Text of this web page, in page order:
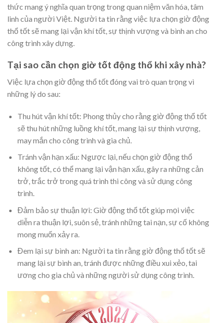
thức mang ý nghĩa quan trọng trong quan niệm văn hóa, tâm
linh của người Việt. Người ta tin rằng việc lựa chọn giờ động
thổ tốt sẽ mang lại vận khí tốt, sự thịnh vượng và bình an cho
công trình xây dựng.
Tại sao cần chọn giờ tốt động thổ khi xây nhà?
Việc lựa chọn giờ động thổ tốt đóng vai trò quan trọng vì
những lý do sau:
Thu hút vận khí tốt: Phong thủy cho rằng giờ động thổ tốt
sẽ thu hút những luồng khí tốt, mang lại sự thịnh vượng,
may mắn cho công trình và gia chủ.
Tránh vận hạn xấu: Ngược lại, nếu chọn giờ động thổ
không tốt, có thể mang lại vận hạn xấu, gây ra những cản
trở, trắc trở trong quá trình thi công và sử dụng công
trình.
Đảm bảo sự thuận lợi: Giờ động thổ tốt giúp mọi việc
diễn ra thuận lợi, suôn sẻ, tránh những tai nạn, sự cố không
mong muốn xảy ra.
Đem lại sự bình an: Người ta tin rằng giờ động thổ tốt sẽ
mang lại sự bình an, tránh được những điều xui xẻo, tai
ương cho gia chủ và những người sử dụng công trình.